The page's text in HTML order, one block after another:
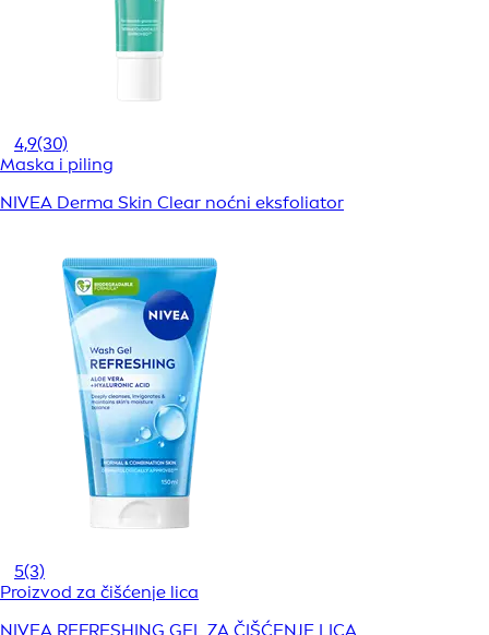
4,9(30)
Maska i piling
NIVEA Derma Skin Clear noćni eksfoliator
5(3)
Proizvod za čišćenje lica
NIVEA REFRESHING GEL ZA ČIŠĆENJE LICA